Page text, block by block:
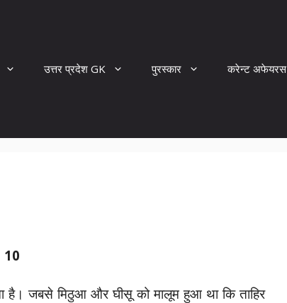
उत्तर प्रदेश GK पुरस्कार करेन्ट अफेयरस
10
है। जबसे मिठुआ और घीसू को मालूम हुआ था कि ताहिर